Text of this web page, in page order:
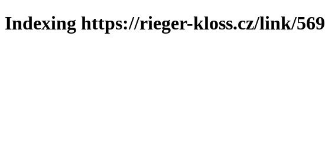
Indexing https://rieger-kloss.cz/link/569